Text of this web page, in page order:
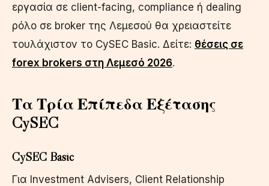
εργασία σε client-facing, compliance ή dealing
ρόλο σε broker της Λεμεσού θα χρειαστείτε
τουλάχιστον το CySEC Basic. Δείτε: θέσεις σε
forex brokers στη Λεμεσό 2026.
Τα Τρία Επίπεδα Εξέτασης
CySEC
CySEC Basic
Για Investment Advisers, Client Relationship